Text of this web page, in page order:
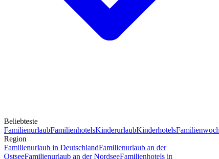
Beliebteste
FamilienurlaubFamilienhotelsKinderurlaubKinderhotels
Region
Familienurlaub in DeutschlandFamilienurlaub an der
OstseeFamilienurlaub an der NordseeFamilienhotels in